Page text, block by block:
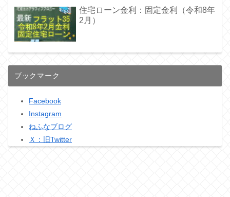
住宅ローン金利：固定金利（令和8年
2月）
ブックマーク
Facebook
Instagram
ねふなブログ
Ｘ：旧Twitter